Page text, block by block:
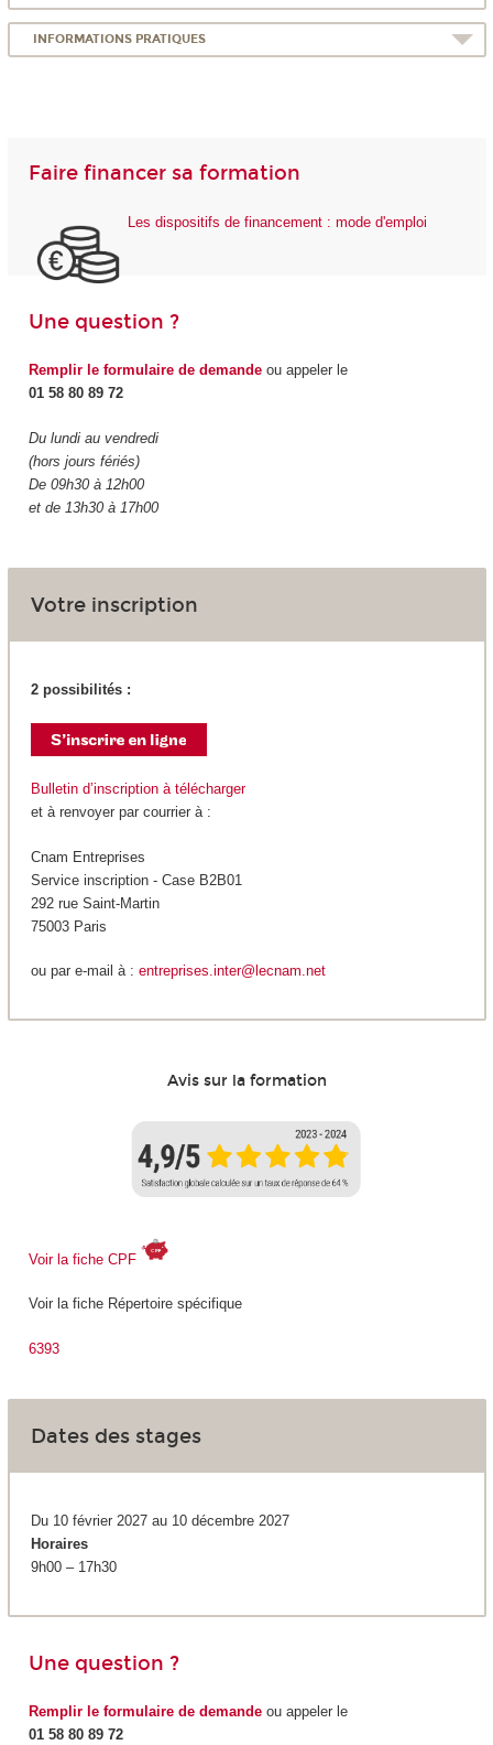
INFORMATIONS PRATIQUES
Faire financer sa formation
Les dispositifs de financement : mode d'emploi
Une question ?
Remplir le formulaire de demandeou appeler le
01 58 80 89 72
Du lundi au vendredi
(hors jours fériés)
De 09h30 à 12h00
et de 13h30 à 17h00
Votre inscription
2 possibilités :
Bulletin d’inscription à télécharger
et à renvoyer par courrier à :
Cnam Entreprises
Service inscription - Case B2B01
292 rue Saint-Martin
75003 Paris
ou par e-mail à : entreprises.inter@lecnam.net
Avis sur la formation
Voir la fiche CPF
Voir la fiche Répertoire spécifique
6393
Dates des stages
Du 10 février 2027 au 10 décembre 2027
Horaires
9h00 – 17h30
Une question ?
Remplir le formulaire de demandeou appeler le
01 58 80 89 72